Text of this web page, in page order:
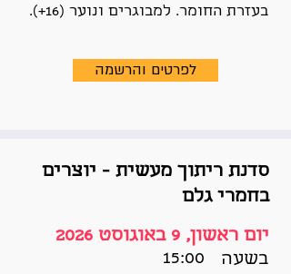
בעזרת החומר. למבוגרים ונוער (16+).
לפרטים והרשמה
סדנת ריתוך מעשית - יוצרים
בחמרי גלם
יום ראשון, 9 באוגוסט 2026
15:00
בשעה